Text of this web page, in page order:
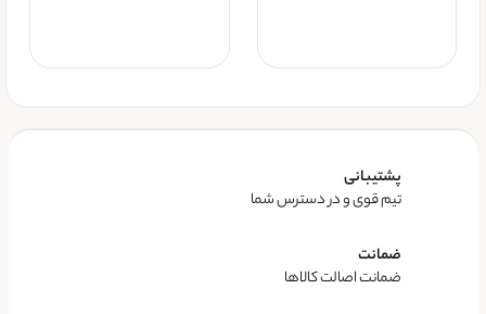
پشتیبانی
تیم قوی و در دسترس شما
ضمانت
ضمانت اصالت کالاها